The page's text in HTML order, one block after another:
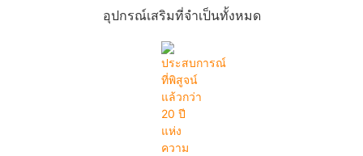
อุปกรณ์เสริมที่จำเป็นทั้งหมด